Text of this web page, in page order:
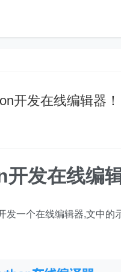
开发在线编辑器！
发在线编
一个在线编辑器,文中的